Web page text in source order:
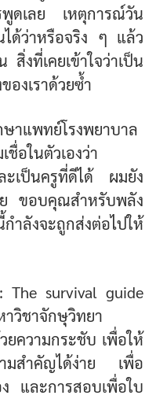
พูดเลย เหตุการณ์วัน
ด้ว่าหรือจริง ๆ แล้ว
งที่เคยเข้าใจว่าเป็น
องเราด้วยซ้ำ
าแพทย์โรงพยาบาล
อในตัวเองว่า
ะเป็นครูที่ดีได้ ผมยัง
ย ขอบคุณสำหรับพลัง
ลังจะถูกส่งต่อไปให้
The survival guide
าวิชาจักษุวิทยา
ความกระชับ เพื่อให้
ามสำคัญได้ง่าย เพื่อ
ง และการสอบเพื่อใบ